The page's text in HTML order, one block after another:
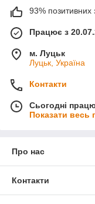
93% позитивних
Працює з
м. Луцьк
Луцьк, Україна
Контакти
Сьогодні
Показати весь
Про нас
Контакти